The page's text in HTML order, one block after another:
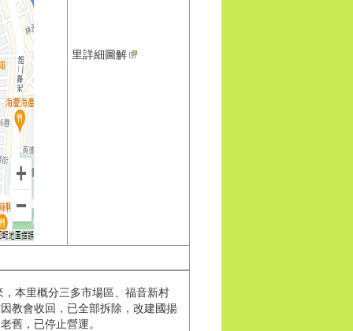
里詳細圖解
本里概分三多市場區、福音新村
教會收回，已全部拆除，改建國揚
舊，已停止營運。